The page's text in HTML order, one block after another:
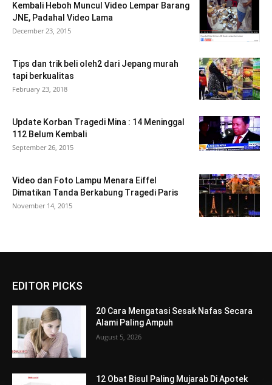
Kembali Heboh Muncul Video Lempar Barang
JNE, Padahal Video Lama
December 23, 2015
Tips dan trik beli oleh2 dari Jepang murah
tapi berkualitas
February 23, 2018
Update Korban Tragedi Mina : 14 Meninggal
112 Belum Kembali
September 26, 2015
Video dan Foto Lampu Menara Eiffel
Dimatikan Tanda Berkabung Tragedi Paris
November 14, 2015
EDITOR PICKS
20 Cara Mengatasi Sesak Nafas Secara
Alami Paling Ampuh
August 5, 2026
12 Obat Bisul Paling Mujarab Di Apotek